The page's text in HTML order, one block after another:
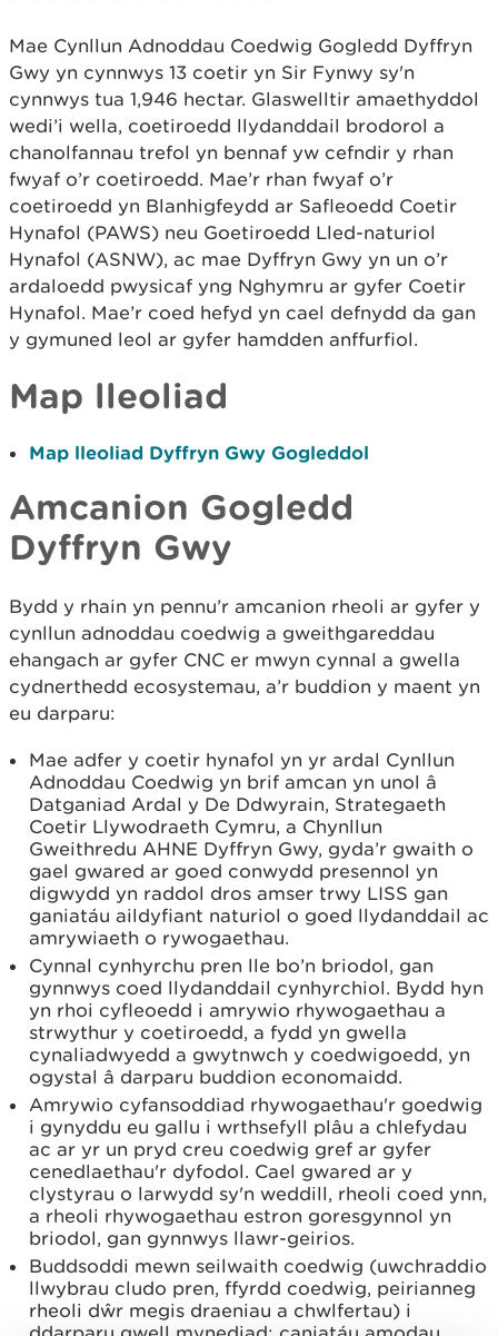
Mae Cynllun Adnoddau Coedwig Gogledd Dyffryn
Gwy yn cynnwys 13 coetir yn Sir Fynwy sy'n
cynnwys tua 1,946 hectar. Glaswelltir amaethyddol
wedi’i wella, coetiroedd llydanddail brodorol a
chanolfannau trefol yn bennaf yw cefndir y rhan
fwyaf o’r coetiroedd. Mae’r rhan fwyaf o’r
coetiroedd yn Blanhigfeydd ar Safleoedd Coetir
Hynafol (PAWS) neu Goetiroedd Lled-naturiol
Hynafol (ASNW), ac mae Dyffryn Gwy yn un o’r
ardaloedd pwysicaf yng Nghymru ar gyfer Coetir
Hynafol. Mae’r coed hefyd yn cael defnydd da gan
y gymuned leol ar gyfer hamdden anffurfiol.
Map lleoliad
Map lleoliad Dyffryn Gwy Gogleddol
Amcanion Gogledd
Dyffryn Gwy
Bydd y rhain yn pennu’r amcanion rheoli ar gyfer y
cynllun adnoddau coedwig a gweithgareddau
ehangach ar gyfer CNC er mwyn cynnal a gwella
cydnerthedd ecosystemau, a’r buddion y maent yn
eu darparu:
Mae adfer y coetir hynafol yn yr ardal Cynllun
Adnoddau Coedwig yn brif amcan yn unol â
Datganiad Ardal y De Ddwyrain, Strategaeth
Coetir Llywodraeth Cymru, a Chynllun
Gweithredu AHNE Dyffryn Gwy, gyda’r gwaith o
gael gwared ar goed conwydd presennol yn
digwydd yn raddol dros amser trwy LISS gan
ganiatáu aildyfiant naturiol o goed llydanddail ac
amrywiaeth o rywogaethau.
Cynnal cynhyrchu pren lle bo’n briodol, gan
gynnwys coed llydanddail cynhyrchiol. Bydd hyn
yn rhoi cyfleoedd i amrywio rhywogaethau a
strwythur y coetiroedd, a fydd yn gwella
cynaliadwyedd a gwytnwch y coedwigoedd, yn
ogystal â darparu buddion economaidd.
Amrywio cyfansoddiad rhywogaethau'r goedwig
i gynyddu eu gallu i wrthsefyll plâu a chlefydau
ac ar yr un pryd creu coedwig gref ar gyfer
cenedlaethau'r dyfodol. Cael gwared ar y
clystyrau o larwydd sy'n weddill, rheoli coed ynn,
a rheoli rhywogaethau estron goresgynnol yn
briodol, gan gynnwys llawr-geirios.
Buddsoddi mewn seilwaith coedwig (uwchraddio
llwybrau cludo pren, ffyrdd coedwig, peirianneg
rheoli dŵr megis draeniau a chwlfertau) i